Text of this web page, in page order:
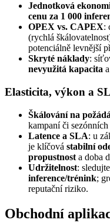
Jednotková
cenu za 1 000
OPEX vs. CAPEX:
(rychlá
potenciálně levnější
Skryté náklady:
nevyužitá kapacita
Elasticita, výkon a
Škálování na
kampaní či sezónních
Latence a SLA: u
je klíčová stabilní
propustnost a doba
Udržitelnost: sledujte
inference/trénink;
reputační riziko.
Obchodní